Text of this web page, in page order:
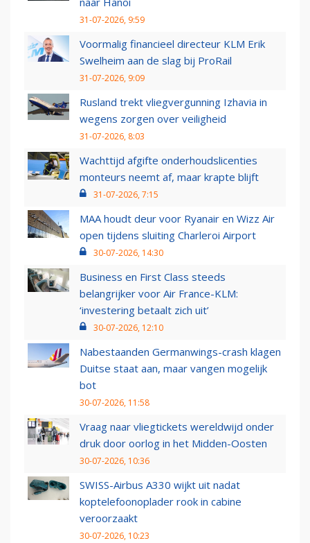
31-07-2026, 9:59
Voormalig financieel directeur KLM Erik
Swelheim aan de slag bij ProRail
31-07-2026, 9:09
Rusland trekt vliegvergunning Izhavia in
wegens zorgen over veiligheid
31-07-2026, 8:03
Wachttijd afgifte onderhoudslicenties
monteurs neemt af, maar krapte blijft
31-07-2026, 7:15
MAA houdt deur voor Ryanair en Wizz Air
open tijdens sluiting Charleroi Airport
30-07-2026, 14:30
Business en First Class steeds
belangrijker voor Air France-KLM:
‘investering betaalt zich uit’
30-07-2026, 12:10
Nabestaanden Germanwings-crash klagen
Duitse staat aan, maar vangen mogelijk
bot
30-07-2026, 11:58
Vraag naar vliegtickets wereldwijd onder
druk door oorlog in het Midden-Oosten
30-07-2026, 10:36
SWISS-Airbus A330 wijkt uit nadat
koptelefoonoplader rook in cabine
veroorzaakt
30-07-2026, 10:23